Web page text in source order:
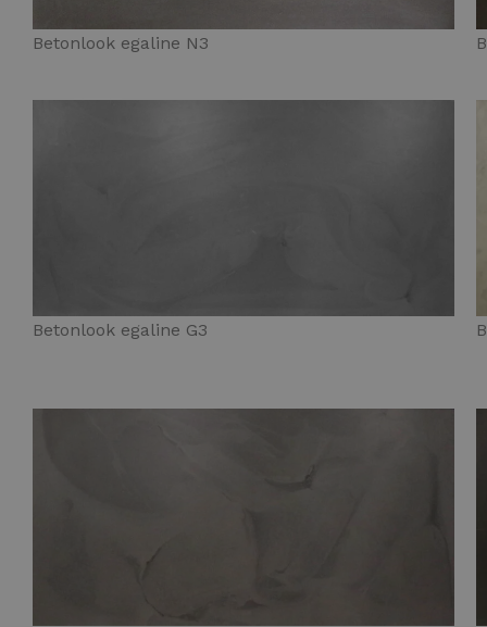
Betonlook egaline N3
Betonlook egaline G3